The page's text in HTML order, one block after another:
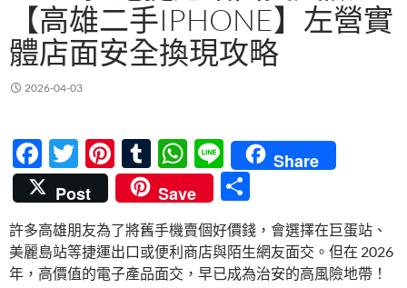
【高雄二手IPHONE】左營實
體店面安全換現攻略
2026-04-03
F
ac
e
b
o
T
w
itt
er
Pi
nt
er
es
t
T
u
m
bl
r
W
h
at
s
A
Li
n
e
Share
Post
Save
享
許多高雄朋友為了將舊手機賣個好價錢，會選擇在巨蛋站、
美麗島站等捷運出口或便利商店與陌生網友面交。但在 2026
年，高價值的電子產品面交，早已成為治安的高風險地帶！